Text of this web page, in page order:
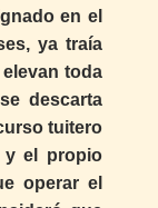
en el
ya traía
toda
descarta
tuitero
y el propio
operar el